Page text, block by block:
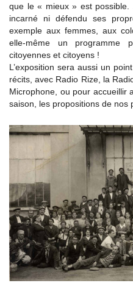
que le « mieux » est possible.
incarné ni défendu ses
exemple aux femmes, aux
elle-même un programme
citoyennes et citoyens !
L’exposition sera aussi un
récits, avec Radio Rize, la
Microphone, ou pour accueillir
saison, les propositions de nos